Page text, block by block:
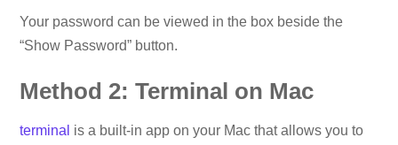
Your password can be viewed in the box beside the
“Show Password” button.
Method 2: Terminal on Mac
terminal is a built-in app on your Mac that allows you to